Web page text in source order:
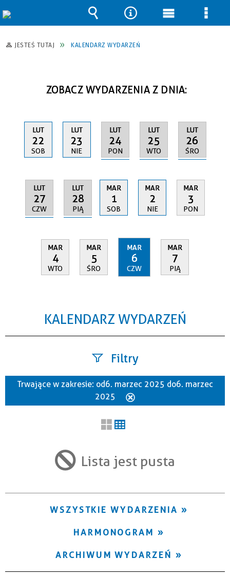
JESTEŚ TUTAJ KALENDARZ WYDARZEŃ
ZOBACZ WYDARZENIA Z DNIA:
LUT
22
SOB
LUT
23
NIE
LUT
24
PON
LUT
25
WTO
LUT
26
ŚRO
LUT
27
CZW
LUT
28
PIĄ
MAR
1
SOB
MAR
2
NIE
MAR
3
PON
MAR
4
WTO
MAR
5
ŚRO
MAR
6
CZW
MAR
7
PIĄ
KALENDARZ WYDARZEŃ
Filtry
Szukana fraza
Trwające w zakresie
Trwające w zakresie: od 6. marzec 2025 do 6. marzec
2025
Lista jest pusta
WSZYSTKIE WYDARZENIA
HARMONOGRAM
ARCHIWUM WYDARZEŃ
Wyszukiwarka
Narzędzia
Menu Menu